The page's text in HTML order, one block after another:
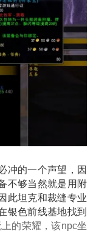
冲的一个声望，因
不够当然就是用附
此坦克和裁缝专业
银色前线基地找到
上的荣耀，该npc坐